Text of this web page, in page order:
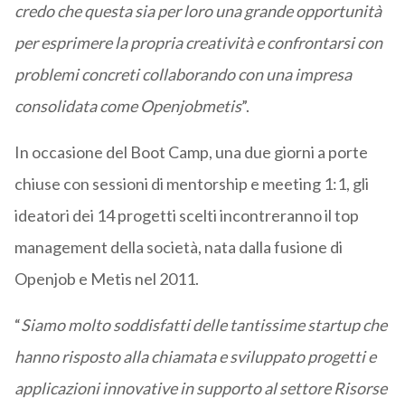
credo che questa sia per loro una grande opportunità
per esprimere la propria creatività e confrontarsi con
problemi concreti collaborando con una impresa
consolidata come Openjobmetis”.
In occasione del Boot Camp, una due giorni a porte
chiuse con sessioni di mentorship e meeting 1:1, gli
ideatori dei 14 progetti scelti incontreranno il top
management della società, nata dalla fusione di
Openjob e Metis nel 2011.
“Siamo molto soddisfatti delle tantissime startup che
hanno risposto alla chiamata e sviluppato progetti e
applicazioni innovative in supporto al settore Risorse